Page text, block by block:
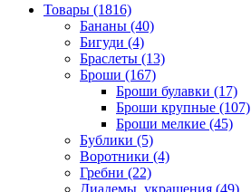
Товары (1816)
Бананы (40)
Бигуди (4)
Браслеты (13)
Броши (167)
Броши булавки (17)
Броши крупные (107)
Броши мелкие (45)
Бублики (5)
Воротники (4)
Гребни (22)
Диадемы, украшения (49)